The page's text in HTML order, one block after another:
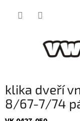
klika dveří
8/67-7/74